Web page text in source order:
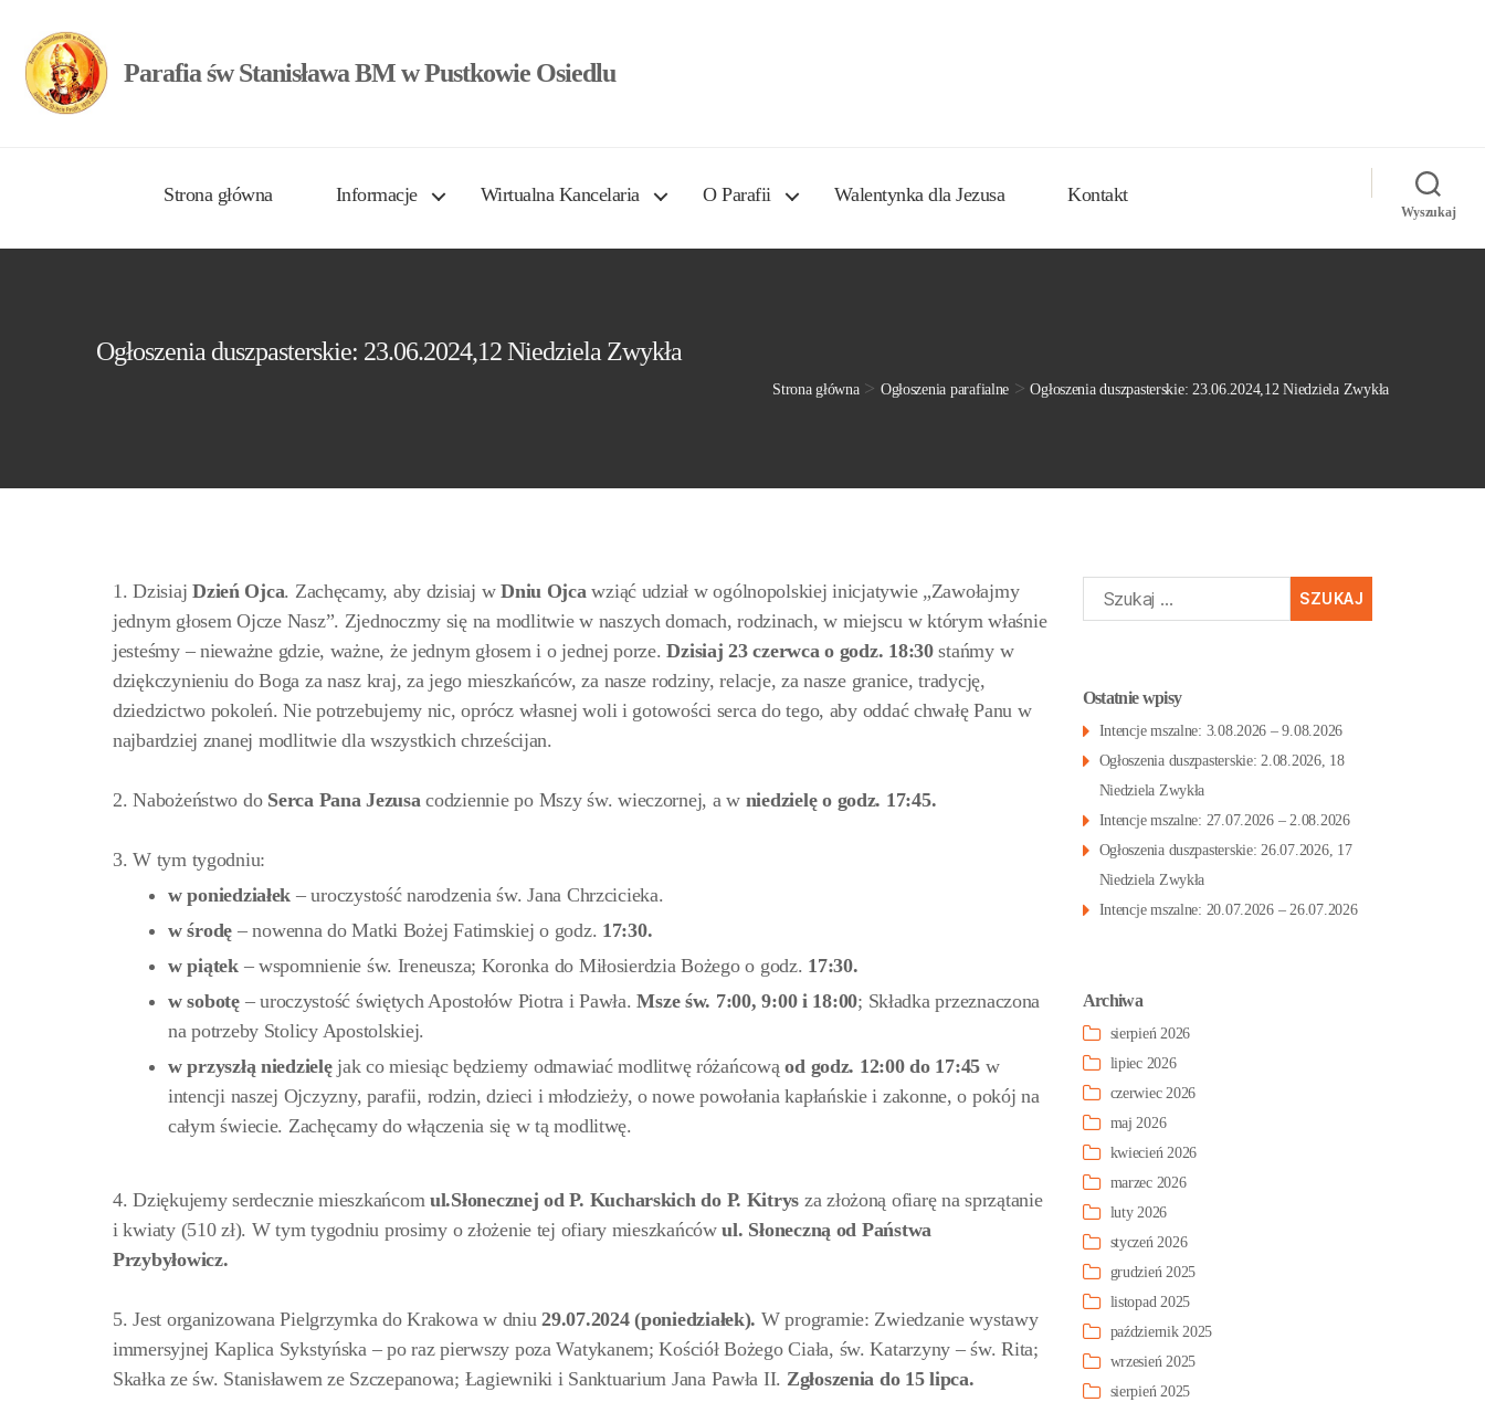
Parafia św Stanisława BM w Pustkowie Osiedlu
Strona główna Informacje Wirtualna Kancelaria O Parafii Walentynka dla Jezusa Kontakt
Wyszukaj
Ogłoszenia duszpasterskie: 23.06.2024,12 Niedziela Zwykła
Strona główna> Ogłoszenia parafialne >Ogłoszenia duszpasterskie: 23.06.2024,12 Niedziela Zwykła
1. Dzisiaj Dzień Ojca. Zachęcamy, aby dzisiaj wDniu Ojcawziąć udział w ogólnopolskiej inicjatywie „Zawołajmy
jednym głosem Ojcze Nasz”. Zjednoczmy się na modlitwie w naszych domach, rodzinach, w miejscu w którym właśnie
jesteśmy – nieważne gdzie, ważne, że jednym głosem i o jednej porze.Dzisiaj 23 czerwca o godz. 18:30stańmy w
dziękczynieniu do Boga za nasz kraj, za jego mieszkańców, za nasze rodziny, relacje, za nasze granice, tradycję,
dziedzictwo pokoleń. Nie potrzebujemy nic, oprócz własnej woli i gotowości serca do tego, aby oddać chwałę Panu w
najbardziej znanej modlitwie dla wszystkich chrześcijan.
2. Nabożeństwo doSerca Pana Jezusacodziennie po Mszy św. wieczornej, a w niedzielę o godz. 17:45.
3. W tym tygodniu:
w poniedziałek – uroczystość narodzenia św. Jana Chrzcicieka.
w środę – nowenna do Matki Bożej Fatimskiej o godz. 17:30.
w piątek – wspomnienie św. Ireneusza; Koronka do Miłosierdzia Bożego o godz. 17:30.
w sobotę – uroczystość świętych Apostołów Piotra i Pawła.Msze św. 7:00, 9:00 i 18:00; Składka przeznaczona
na potrzeby Stolicy Apostolskiej.
w przyszłą niedzielęjak co miesiąc będziemy odmawiać modlitwę różańcowąod godz. 12:00 do 17:45 w
intencji naszej Ojczyzny, parafii, rodzin, dzieci i młodzieży, o nowe powołania kapłańskie i zakonne, o pokój na
całym świecie. Zachęcamy do włączenia się w tą modlitwę.
4. Dziękujemy serdecznie mieszkańcomul.Słonecznej od P. Kucharskich do P. Kitrys za złożoną ofiarę na sprzątanie
i kwiaty (510 zł). W tym tygodniu prosimy o złożenie tej ofiary mieszkańcówul. Słoneczną od Państwa
Przybyłowicz.
5. Jest organizowana Pielgrzymka do Krakowa w dniu29.07.2024 (poniedziałek). W programie: Zwiedzanie wystawy
immersyjnej Kaplica Sykstyńska – po raz pierwszy poza Watykanem; Kościół Bożego Ciała, św. Katarzyny – św. Rita;
Skałka ze św. Stanisławem ze Szczepanowa; Łagiewniki i Sanktuarium Jana Pawła II. Zgłoszenia do 15 lipca.
Szukaj:
Ostatnie wpisy
Intencje mszalne: 3.08.2026 – 9.08.2026
Ogłoszenia duszpasterskie: 2.08.2026, 18
Niedziela Zwykła
Intencje mszalne: 27.07.2026 – 2.08.2026
Ogłoszenia duszpasterskie: 26.07.2026, 17
Niedziela Zwykła
Intencje mszalne: 20.07.2026 – 26.07.2026
Archiwa
sierpień 2026
lipiec 2026
czerwiec 2026
maj 2026
kwiecień 2026
marzec 2026
luty 2026
styczeń 2026
grudzień 2025
listopad 2025
październik 2025
wrzesień 2025
sierpień 2025